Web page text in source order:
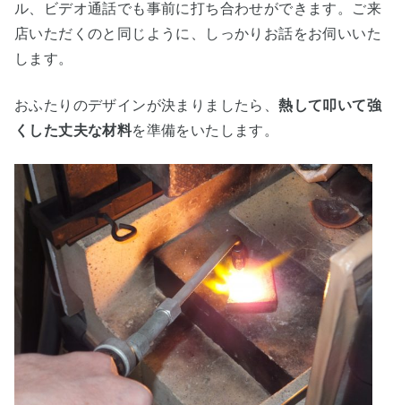
ル、ビデオ通話でも事前に打ち合わせができます。ご来
店いただくのと同じように、しっかりお話をお伺いいた
します。
おふたりのデザインが決まりましたら、熱して叩いて強
くした丈夫な材料を準備をいたします。